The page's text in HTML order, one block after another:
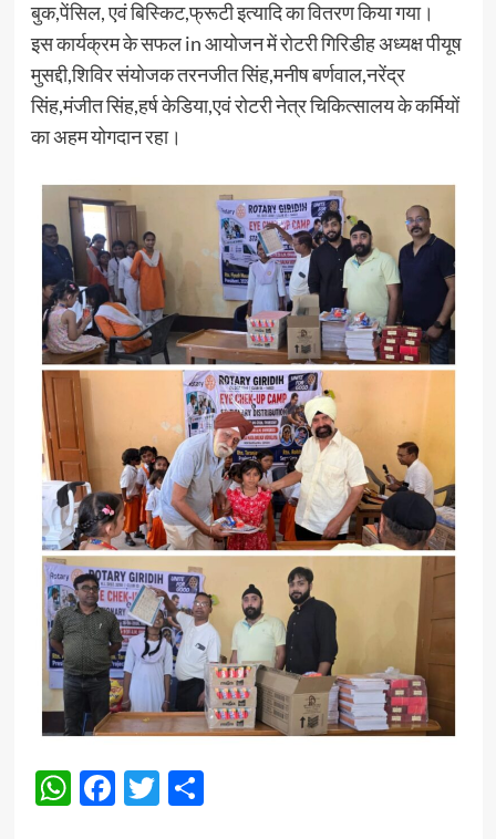
बुक,पेंसिल, एवं बिस्किट,फ्रूटी इत्यादि का वितरण किया गया।
इस कार्यक्रम के सफल in आयोजन में रोटरी गिरिडीह अध्यक्ष पीयूष
मुसद्दी,शिविर संयोजक तरनजीत सिंह,मनीष बर्णवाल,नरेंद्र
सिंह,मंजीत सिंह,हर्ष केडिया,एवं रोटरी नेत्र चिकित्सालय के कर्मियों
का अहम योगदान रहा।
WhatsApp
Facebook
Twitter
Share